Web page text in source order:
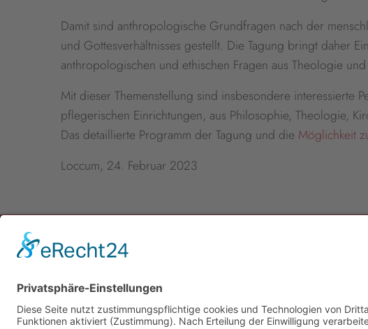
Damit sind anthropologische Grundfragen nach der
und Gottesverhältnisses gestellt. Die Tagung bringt daher
anthropologischen und ethischen Fragen aus Theologie
Mit dieser Themenstellung sind insbesondere interessierte
pflegerischen Einrichtungen, aus Philosophie, Theologie,
Das detaillierte Programm der Tagung und die Möglichkeit
Loccum, 24. Februar 2023
Newsletter
Anfahrt
Partner